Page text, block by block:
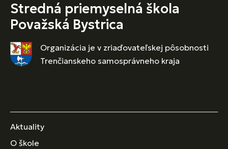
Stredná priemyselná škola
Považská Bystrica
Organizácia je v zriaďovateľskej pôsobnosti
Trenčianskeho samosprávneho kraja
Aktuality
O škole